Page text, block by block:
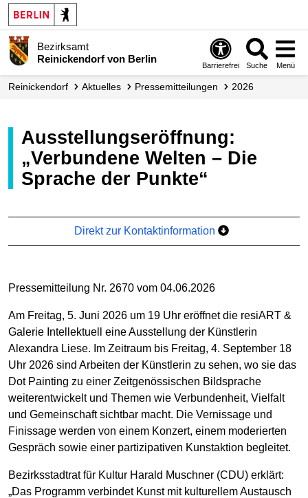
Bezirksamt
Reinickendorf von Berlin
Barrierefrei Suche Menü
Reinickendorf Aktuelles Presse­mitteilungen 2026
Ausstellungseröffnung:
„Verbundene Welten – Die
Sprache der Punkte“
Direkt zur Kontaktinformation
Pressemitteilung Nr. 2670 vom 04.06.2026
Am Freitag, 5. Juni 2026 um 19 Uhr eröffnet die resiART &
Galerie Intellektuell eine Ausstellung der Künstlerin
Alexandra Liese. Im Zeitraum bis Freitag, 4. September 18
Uhr 2026 sind Arbeiten der Künstlerin zu sehen, wo sie das
Dot Painting zu einer Zeitgenössischen Bildsprache
weiterentwickelt und Themen wie Verbundenheit, Vielfalt
und Gemeinschaft sichtbar macht. Die Vernissage und
Finissage werden von einem Konzert, einem moderierten
Gespräch sowie einer partizipativen Kunstaktion begleitet.
Bezirksstadtrat für Kultur Harald Muschner (CDU) erklärt:
„Das Programm verbindet Kunst mit kulturellem Austausch